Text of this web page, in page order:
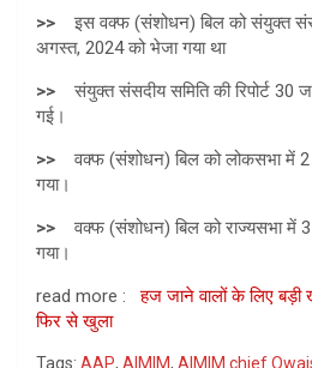
>> इस वक्फ (संशोधन) बिल को संयुक्त
अगस्त, 2024 को भेजा गया था
>>
संयुक्त संसदीय समिति की रिपोर्ट 30
गई।
>> वक्फ (संशोधन) बिल को लोकसभा में 2
गया।
>> वक्फ (संशोधन) बिल को राज्यसभा में 3
गया।
read more :हज जाने वालों के लिए
फिर से खुला
Tags: AAP, AIMIM, AIMIM chief